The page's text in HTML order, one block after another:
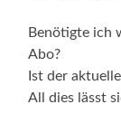
Benötigte ich
Abo?
Ist der
All dies lässt